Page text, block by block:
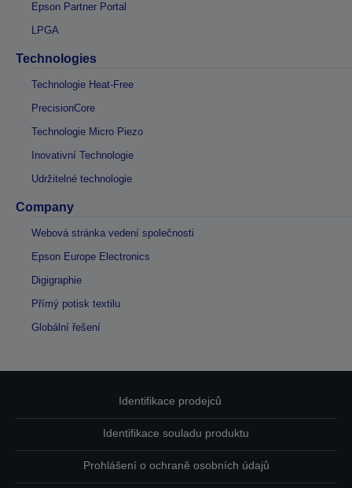
Epson Partner Portal
LPGA
Technologies
Technologie Heat-Free
PrecisionCore
Technologie Micro Piezo
Inovativní Technologie
Udržitelné technologie
Company
Webová stránka vedení společnosti
Epson Europe Electronics
Digigraphie
Přímý potisk textilu
Globální řešení
Identifikace prodejců
Identifikace souladu produktu
Prohlášení o ochraně osobních údajů